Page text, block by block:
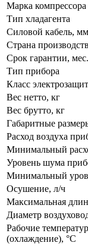
Марка компрессора
Тип хладагента
Силовой кабель,
Страна
Срок гарантии, мес.
Тип прибора
Класс
Вес нетто, кг
Вес брутто, кг
Габаритные
Расход воздуха
Минимальный
Уровень шума
Минимальный
Осушение, л/ч
Максимальная
Диаметр
Рабочие
(охлаждение), °C